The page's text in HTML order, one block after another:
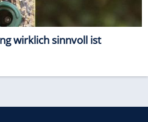
wirklich sinnvoll ist